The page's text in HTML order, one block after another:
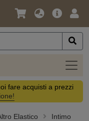
Lingua
Valuta
Offerta
fare acquisti a prezzi
Elastico
Intimo